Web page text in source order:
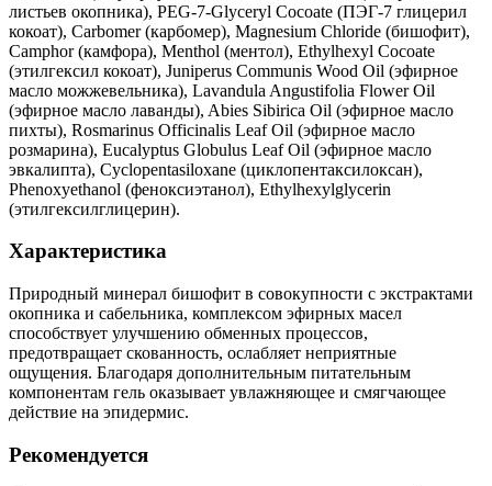
листьев окопника), PEG-7-Glyceryl Cocoate (ПЭГ-7 глицерил
кокоат), Carbomer (карбомер), Magnesium Сhloride (бишофит),
Camphor (камфора), Menthol (ментол), Ethylhexyl Cocoate
(этилгексил кокоат), Juniperus Communis Wood Oil (эфирное
масло можжевельника), Lavandula Angustifolia Flower Oil
(эфирное масло лаванды), Abies Sibirica Oil (эфирное масло
пихты), Rosmarinus Officinalis Leaf Oil (эфирное масло
розмарина), Eucalyptus Globulus Leaf Oil (эфирное масло
эвкалипта), Cyclopentasiloxane (циклопентаксилоксан),
Phenoxyethanol (феноксиэтанол), Ethylhexylglycerin
(этилгексилглицерин).
Характеристика
Природный минерал бишофит в совокупности с экстрактами
окопника и сабельника, комплексом эфирных масел
способствует улучшению обменных процессов,
предотвращает скованность, ослабляет неприятные
ощущения. Благодаря дополнительным питательным
компонентам гель оказывает увлажняющее и смягчающее
действие на эпидермис.
Рекомендуется